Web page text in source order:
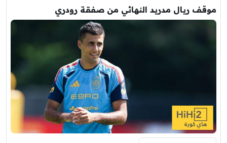
موقف ريال مدريد النهائي من صفقة رودري